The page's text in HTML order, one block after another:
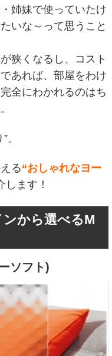
姉妹で使っていたけ
いな～って思うこと
狭くなるし、コスト
あれば、部屋をわけ
全にわかれるのはち
。
る“おしゃれなヨー
します！
から選べるM
ソフト)